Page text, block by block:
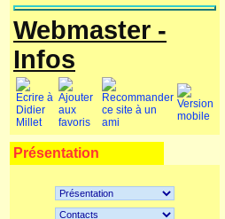
Webmaster -
Infos
Présentation